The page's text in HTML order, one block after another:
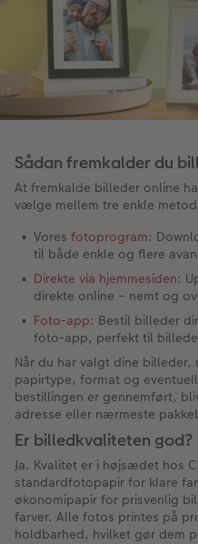
Sådan fremkalder du
At fremkalde billeder online
vælge mellem tre enkle
Vores fotoprogram:
til både enkle og flere
Direkte via hjemmesiden:
direkte online – nemt og
Foto-app: Bestil billeder
foto-app, perfekt til
Når du har valgt dine
papirtype, format og
bestillingen er gennemført,
adresse eller nærmeste
Er billedkvaliteten god?
Ja. Kvalitet er i højsædet hos
standardfotopapir for klare
økonomipapir for prisvenlig
farver. Alle fotos printes på
holdbarhed, hvilket gør dem